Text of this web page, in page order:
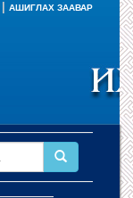
АШИГЛАХ ЗААВАР